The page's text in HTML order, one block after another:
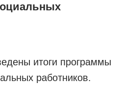
итоги программы
работников.